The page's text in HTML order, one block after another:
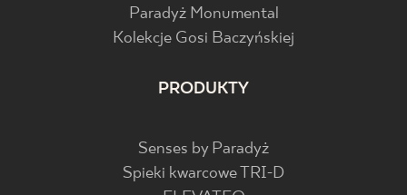
Paradyż Monumental
Kolekcje Gosi Baczyńskiej
PRODUKTY
Senses by Paradyż
Spieki kwarcowe TRI-D